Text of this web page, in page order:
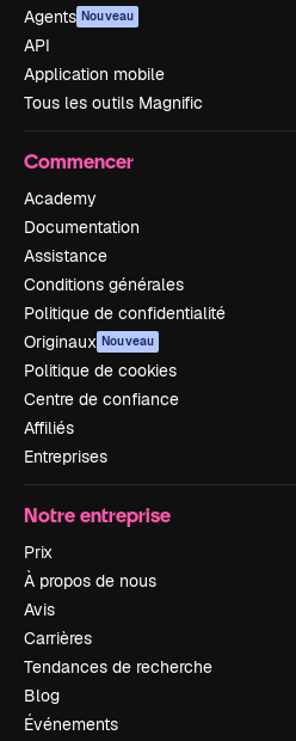
Agents Nouveau
API
Application mobile
Tous les outils Magnific
Commencer
Academy
Documentation
Assistance
Conditions générales
Politique de confidentialité
Originaux Nouveau
Politique de cookies
Centre de confiance
Affiliés
Entreprises
Notre entreprise
Prix
À propos de nous
Avis
Carrières
Tendances de recherche
Blog
Événements